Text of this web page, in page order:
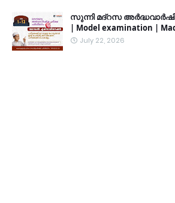
സുന്നി മദ്റസ
| Model examination |
July 22, 2026